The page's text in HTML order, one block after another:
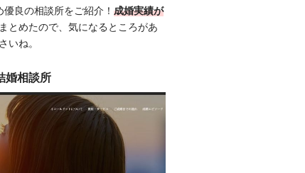
良の相談所をご紹介！ 成婚実績が
とめたので、気になるところがあ
いね。
婚相談所